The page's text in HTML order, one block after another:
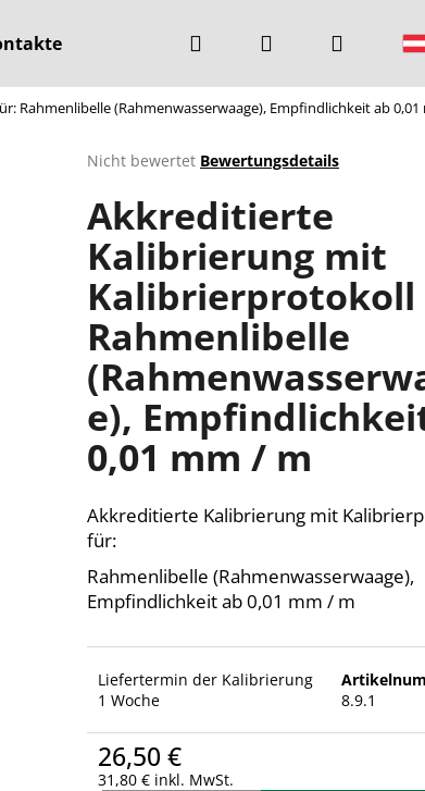
Suchen
Rahmenlibelle (Rahmenwasserwaage), Empfindlichkeit ab 0,01
Die
Produktbewertung
ist
0,0
von
5
Sternen.
Nicht bewertet Bewertungsdetails
Akkreditierte
Kalibrierung mit
Kalibrierprotokoll
Rahmenlibelle
e),
0,01 mm / m
Akkreditierte Kalibrierung mit
für:
Rahmenlibelle (Rahmenwasserwaage),
Empfindlichkeit ab 0,01 mm / m
Liefertermin der Kalibrierung
1 Woche
8.9.1
26,50 €
31,80 € inkl. MwSt.